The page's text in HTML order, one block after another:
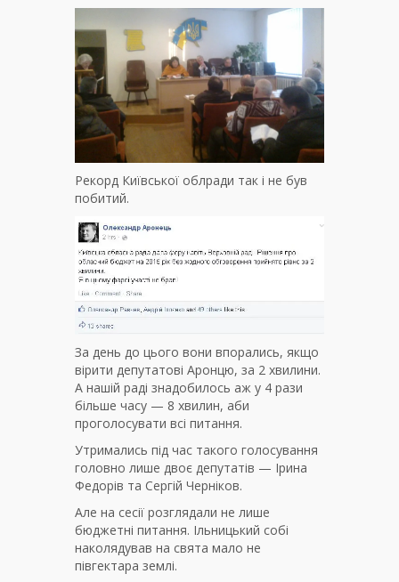
Рекорд Київської облради так і не був
побитий.
За день до цього вони впорались, якщо
вірити депутатові Аронцю, за 2 хвилини.
А нашій раді знадобилось аж у 4 рази
більше часу — 8 хвилин, аби
проголосувати всі питання.
Утримались під час такого голосування
головно лише двоє депутатів — Ірина
Федорів та Сергій Черніков.
Але на сесії розглядали не лише
бюджетні питання. Ільницький собі
наколядував на свята мало не
півгектара землі.